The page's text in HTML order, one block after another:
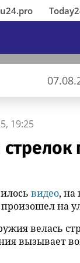
Вернувшиеся из
«Деловые
«ИНКА 4.0»
производства
Зимний закат ЗСД
Музыка, частоты
19:25
видео, на
на
велась
вызывает